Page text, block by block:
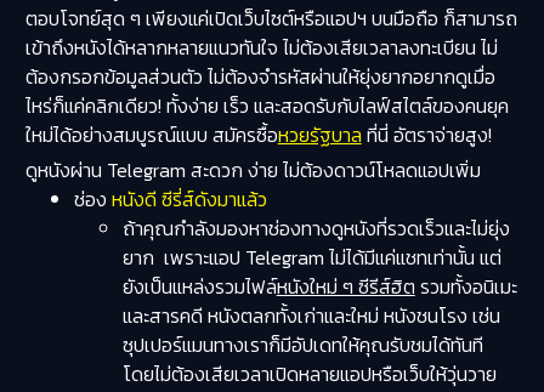
ตอบโจทย์สุด ๆ เพียงแค่เปิดเว็บไซต์หรือแอปฯ บนมือถือ ก็สามารถ
เข้าถึงหนังได้หลากหลายแนวทันใจ ไม่ต้องเสียเวลาลงทะเบียน ไม่
ต้องกรอกข้อมูลส่วนตัว ไม่ต้องจำรหัสผ่านให้ยุ่งยากอยากดูเมื่อ
ไหร่ก็แค่คลิกเดียว! ทั้งง่าย เร็ว และสอดรับกับไลฟ์สไตล์ของคนยุค
ใหม่ได้อย่างสมบูรณ์แบบ สมัครซื้อหวยรัฐบาล ที่นี่ อัตราจ่ายสูง!
ดูหนังผ่าน Telegram สะดวก ง่าย ไม่ต้องดาวน์โหลดแอปเพิ่ม
ช่อง หนังดี ซีรี่ส์ดังมาแล้ว
ถ้าคุณกำลังมองหาช่องทางดูหนังที่รวดเร็วและไม่ยุ่ง
ยาก เพราะแอป Telegram ไม่ได้มีแค่แชทเท่านั้น แต่
ยังเป็นแหล่งรวมไฟล์หนังใหม่ ๆ ซีรีส์ฮิต รวมทั้งอนิเมะ
และสารคดี หนังตลกทั้งเก่าและใหม่ หนังชนโรง เช่น
ซุปเปอร์แมนทางเราก็มีอัปเดทให้คุณรับชมได้ทันที
โดยไม่ต้องเสียเวลาเปิดหลายแอปหรือเว็บให้วุ่นวาย